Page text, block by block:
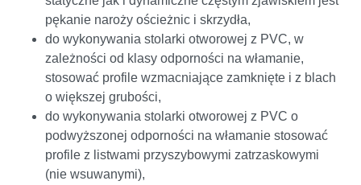
pękanie naroży ościeżnic i skrzydła,
do wykonywania stolarki otworowej z PVC, w
zależności od klasy odporności na włamanie,
stosować profile wzmacniające zamknięte i z blach
o większej grubości,
do wykonywania stolarki otworowej z PVC o
podwyższonej odporności na włamanie stosować
profile z listwami przyszybowymi zatrzaskowymi
(nie wsuwanymi),